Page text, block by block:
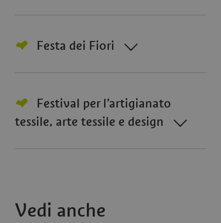
Festa dei Fiori
Festival per l’artigianato
tessile, arte tessile e design
Vedi anche